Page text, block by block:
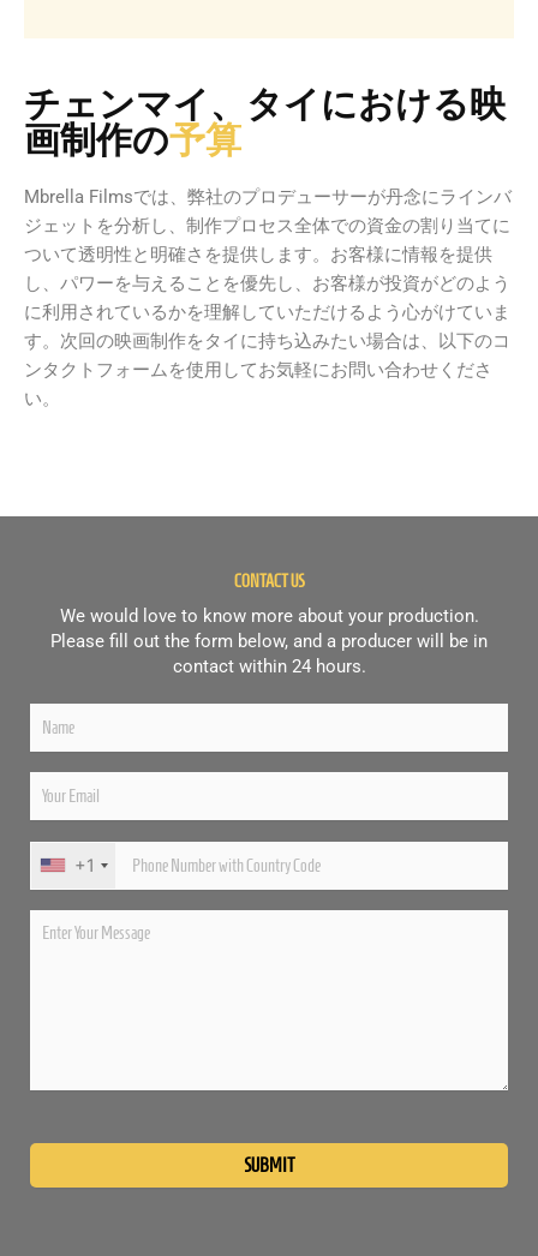
チェンマイ、タイにおける映
画制作の予算
Mbrella Filmsでは、弊社のプロデューサーが丹念にラインバ
ジェットを分析し、制作プロセス全体での資金の割り当てに
ついて透明性と明確さを提供します。お客様に情報を提供
し、パワーを与えることを優先し、お客様が投資がどのよう
に利用されているかを理解していただけるよう心がけていま
す。次回の映画制作をタイに持ち込みたい場合は、以下のコ
ンタクトフォームを使用してお気軽にお問い合わせくださ
い。
CONTACT US
We would love to know more about your production.
Please fill out the form below, and a producer will be in
contact within 24 hours.
+1